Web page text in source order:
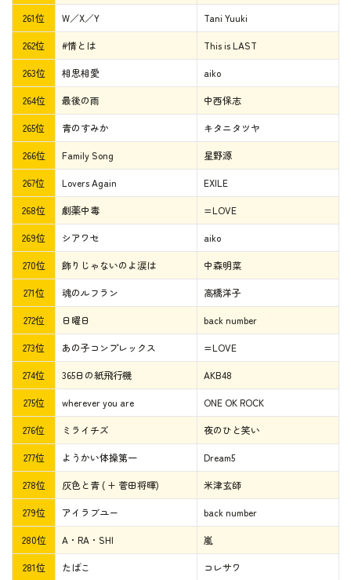
261位 W／X／Y Tani Yuuki
262位 #情とは This is LAST
263位 相思相愛 aiko
264位 最後の雨 中西保志
265位 青のすみか キタニタツヤ
266位 Family Song 星野源
267位 Lovers Again EXILE
268位 劇薬中毒 =LOVE
269位 シアワセ aiko
270位 飾りじゃないのよ涙は 中森明菜
271位 魂のルフラン 高橋洋子
272位 日曜日 back number
273位 あの子コンプレックス =LOVE
274位 365日の紙飛行機 AKB48
275位 wherever you are ONE OK ROCK
276位 ミライチズ 夜のひと笑い
277位 ようかい体操第一 Dream5
278位 灰色と青 ( + 菅田将暉) 米津玄師
279位 アイラブユー back number
280位 A・RA・SHI 嵐
281位 たばこ コレサワ